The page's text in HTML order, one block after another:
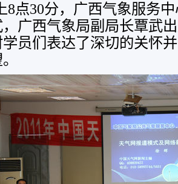
8点30分，广西气象服务
广西气象局副局长覃武
员们表达了深切的关怀